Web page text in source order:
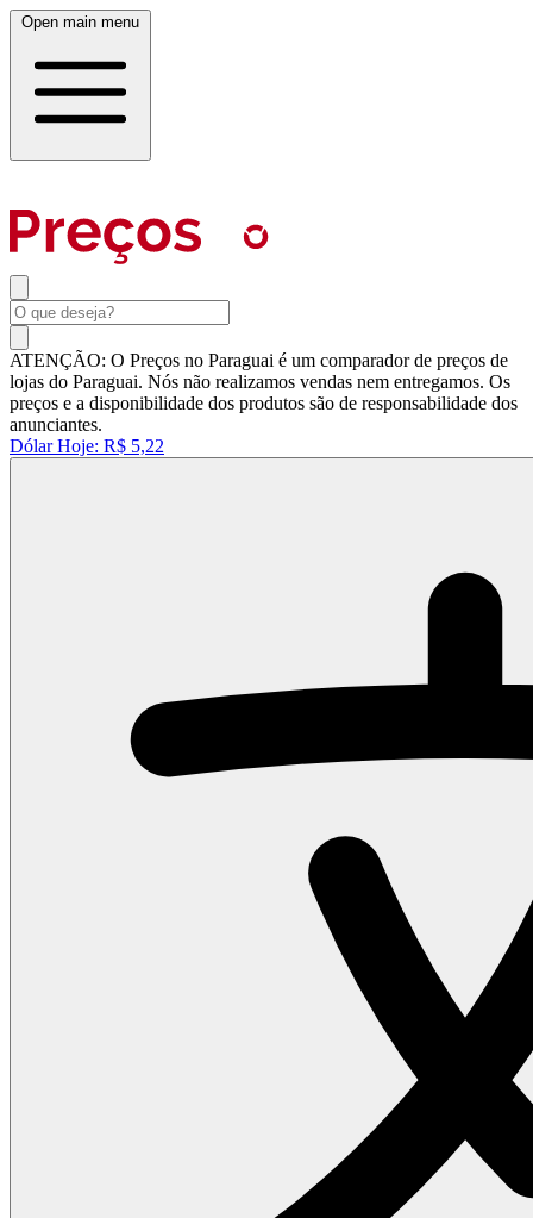
Open main menu
ATENÇÃO: O Preços no Paraguai é um comparador de preços de
lojas do Paraguai. Nós não realizamos vendas nem entregamos. Os
preços e a disponibilidade dos produtos são de responsabilidade dos
anunciantes.
Dólar Hoje: R$ 5,22